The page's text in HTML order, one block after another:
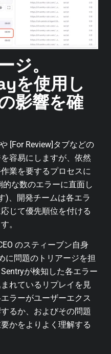
ジ。
を使用し
影響を確
[For Review]タブなどの
容易にしますが、依然
業を要するプロセスに
な数のエラーに直面し
)、開発チームは各エラ
じて優先順位を付ける
。
のスティーブン自身
に問題のトリアージを担
が検知した各エラー
れているリプレイを見
ラーがユーザーエクス
るか、およびその問題
かをよりよく理解する